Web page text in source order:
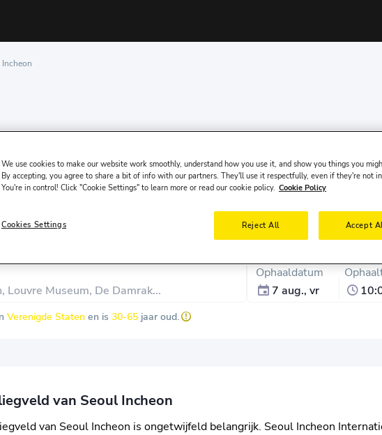
Ophaaldatum
7 aug., vr
Verenigde Staten en is 30-65 jaar oud.
van Seoul Incheon
van Seoul Incheon is ongetwijfeld belangrijk. Seoul Incheon
We use cookies to make our website work smoothly, understand how you use it, and show you things you
By accepting, you agree to share a bit of info with our partners. They'll use it respectfully, even if they're not
You're in control! Click "Cookie Settings" to learn more or read our cookie policy. Cookie Policy
Reject All Accept
Cookies Settings